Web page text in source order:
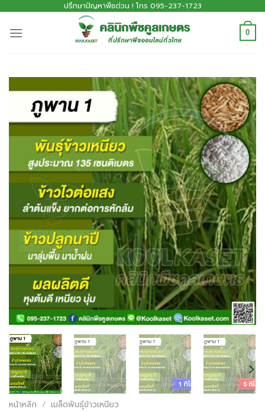
ปรึกษาปัญหาพืชด่วน ! โทร 095-237-1723
0
หน้าหลัก / เมล็ดพันธุ์ข้าวเหนียว